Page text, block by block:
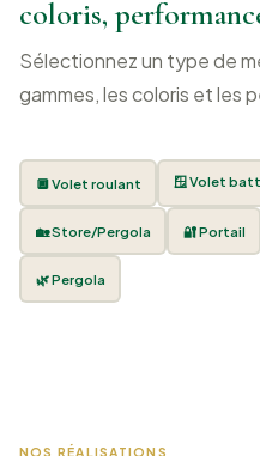
coloris,
Sélectionnez un type de
gammes, les coloris et les
🔲 Volet roulant 🪟 Volet
🏡 Store/Pergola 🔐 Portail
🌿 Pergola
NOS RÉALISATIONS